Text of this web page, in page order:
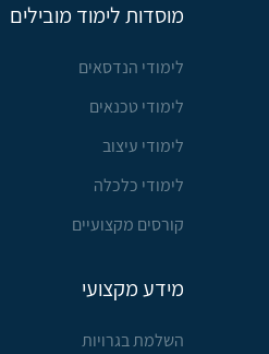
מוסדות לימוד מובילים
לימודי הנדסאים
לימודי טכנאים
לימודי עיצוב
לימודי כלכלה
קורסים מקצועיים
מידע מקצועי
השלמת בגרויות